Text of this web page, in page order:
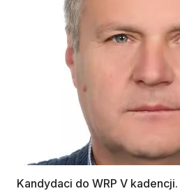
Kandydaci do WRP V